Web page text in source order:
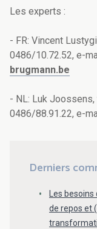
Les experts :
- FR: Vincent
0486/10.72.52, e-
brugmann.be
- NL: Luk Joossens,
0486/88.91.22, e-
Derniers
Les
de repos et